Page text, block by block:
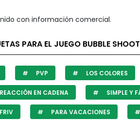
con información comercial.
PARA EL JUEGO BUBBLE
PVP LOS COLORES
REACCIÓN EN CADENA SIMPLE Y
FRIV PARA VACACIONES